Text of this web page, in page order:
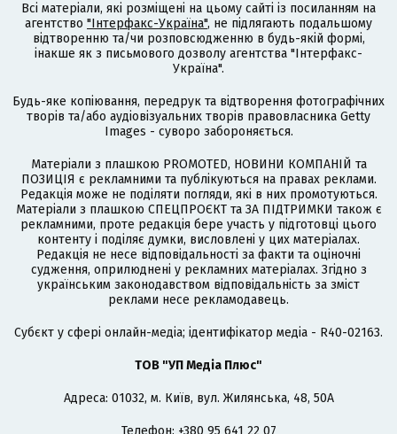
Всі матеріали, які розміщені на цьому сайті із посиланням на
агентство "Інтерфакс-Україна", не підлягають подальшому
відтворенню та/чи розповсюдженню в будь-якій формі,
інакше як з письмового дозволу агентства "Інтерфакс-
Україна".
Будь-яке копіювання, передрук та відтворення фотографічних
творів та/або аудіовізуальних творів правовласника Getty
Images - суворо забороняється.
Матеріали з плашкою PROMOTED, НОВИНИ КОМПАНІЙ та
ПОЗИЦІЯ є рекламними та публікуються на правах реклами.
Редакція може не поділяти погляди, які в них промотуються.
Матеріали з плашкою СПЕЦПРОЄКТ та ЗА ПІДТРИМКИ також є
рекламними, проте редакція бере участь у підготовці цього
контенту і поділяє думки, висловлені у цих матеріалах.
Редакція не несе відповідальності за факти та оціночні
судження, оприлюднені у рекламних матеріалах. Згідно з
українським законодавством відповідальність за зміст
реклами несе рекламодавець.
Cубєкт у сфері онлайн-медіа; ідентифікатор медіа - R40-02163.
ТОВ "УП Медіа Плюс"
Адреса: 01032, м. Київ, вул. Жилянська, 48, 50А